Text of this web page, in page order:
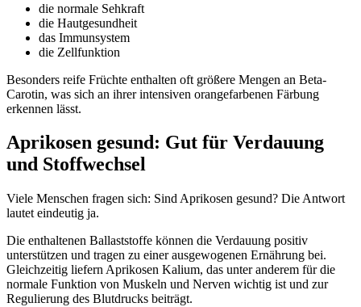
die normale Sehkraft
die Hautgesundheit
das Immunsystem
die Zellfunktion
Besonders reife Früchte enthalten oft größere Mengen an Beta-
Carotin, was sich an ihrer intensiven orangefarbenen Färbung
erkennen lässt.
Aprikosen gesund: Gut für Verdauung
und Stoffwechsel
Viele Menschen fragen sich: Sind Aprikosen gesund? Die Antwort
lautet eindeutig ja.
Die enthaltenen Ballaststoffe können die Verdauung positiv
unterstützen und tragen zu einer ausgewogenen Ernährung bei.
Gleichzeitig liefern Aprikosen Kalium, das unter anderem für die
normale Funktion von Muskeln und Nerven wichtig ist und zur
Regulierung des Blutdrucks beiträgt.